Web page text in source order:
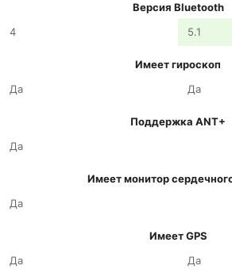
Версия Bluetooth
4
5.1
Имеет гироскоп
Да
Да
Поддержка ANT+
Да
Имеет монитор
Да
Имеет GPS
Да
Да